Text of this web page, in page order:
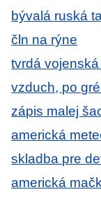
bývalá ruská
čln na rýne
tvrdá
vzduch, po
zápis malej
americká
skladba pre
americká